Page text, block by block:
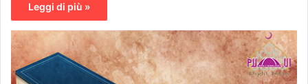
Leggi di più »